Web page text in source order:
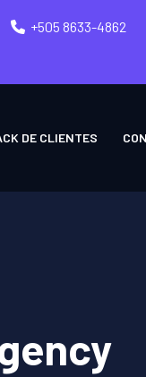
+505 8633-4862
DE CLIENTES